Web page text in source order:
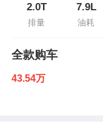
2.0T
排量
7.9L
油耗
全款购车
43.54万